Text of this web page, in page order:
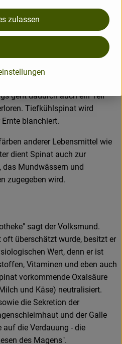
pürierter Spinat traditionell in
oder Verlorenes Ei) und
den leicht metallisch-bitteren,
zu mildern als auch den
verringern kann Spinat vor der
werden. Beim Blanchieren
geht dadurch auch ein Teil
Tiefkühlspinat wird
blanchiert.
anderer Lebensmittel wie
dient Spinat auch zur
das Mundwässern und
zugegeben wird.
sagt der Volksmund.
überschätzt wurde, besitzt er
Wert, denn er ist
Vitaminen und eben auch
vorkommende Oxalsäure
und Käse) neutralisiert.
die Sekretion der
und der Galle
die Verdauung - die
des Magens".
zulassen